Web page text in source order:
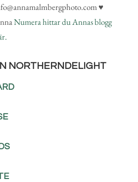
♥
Numera hittar du Annas blogg
NORTHERNDELIGHT